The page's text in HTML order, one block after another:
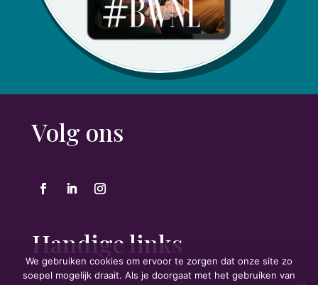
Volg ons
Handige links
We gebruiken cookies om ervoor te zorgen dat onze site zo
soepel mogelijk draait. Als je doorgaat met het gebruiken van